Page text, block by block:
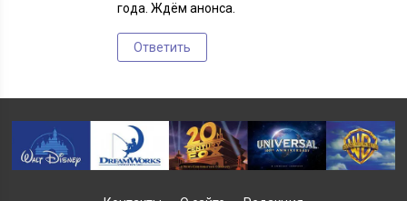
года. Ждём анонса.
Ответить